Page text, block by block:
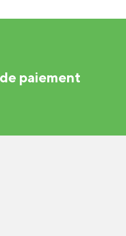
paiement